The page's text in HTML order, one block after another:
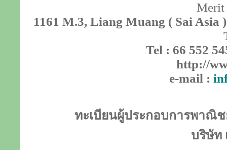
Merit
1161 M.3, Liang Muang ( Sai Asia
Tel : 66 552
http://
e-mail :
ทะเบียนผู้ประกอบการพาณิช
บริษัท